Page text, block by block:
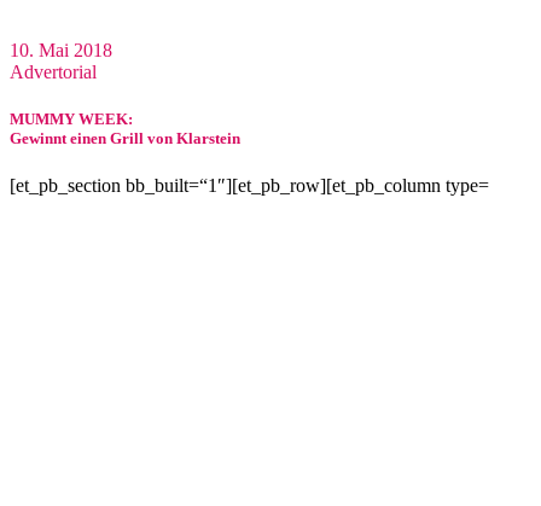
10. Mai 2018
Advertorial
MUMMY WEEK:
Gewinnt einen Grill von Klarstein
[et_pb_section bb_built=“1″][et_pb_row][et_pb_column type=